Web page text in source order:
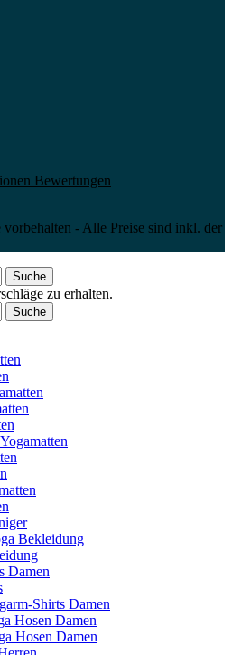
Bewertungen
vorbehalten - Alle Preise sind inkl. der
Suche
zu erhalten.
Suche
Bekleidung
Damen
Shirts Damen
Hosen Damen
Hosen Damen